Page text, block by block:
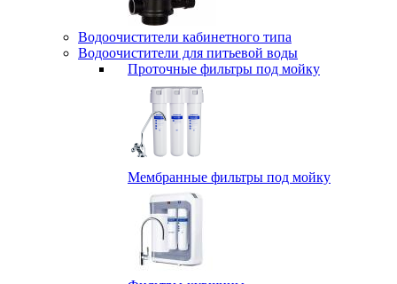
Водоочистители кабинетного типа
Водоочистители для питьевой воды
Проточные фильтры под мойку
Мембранные фильтры под мойку